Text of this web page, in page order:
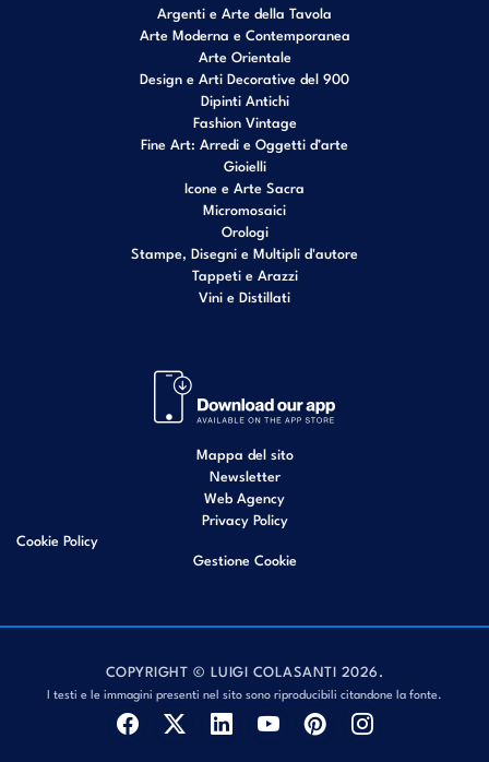
Argenti e Arte della Tavola
Arte Moderna e Contemporanea
Arte Orientale
Design e Arti Decorative del 900
Dipinti Antichi
Fashion Vintage
Fine Art: Arredi e Oggetti d’arte
Gioielli
Icone e Arte Sacra
Micromosaici
Orologi
Stampe, Disegni e Multipli d'autore
Tappeti e Arazzi
Vini e Distillati
Mappa del sito
Newsletter
Web Agency
Privacy Policy
Cookie Policy
Gestione Cookie
COPYRIGHT © LUIGI COLASANTI 2026.
I testi e le immagini presenti nel sito sono riproducibili citandone la fonte.